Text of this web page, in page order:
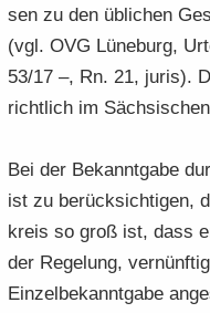
sen zu den üb­li­chen
(vgl. OVG Lü­ne­burg,
53/17 –, Rn. 21, juris).
richt­lich im
Bei der Be­kannt­ga­be
ist zu be­rück­sich­ti­gen,
kreis so groß ist, dass
der Re­ge­lung,
Ein­zel­be­kannt­ga­be